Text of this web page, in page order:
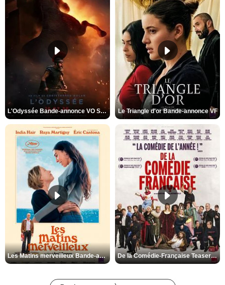
L'Odyssée Bande-annonce VO STFR Le Triangle d'or Bande-annonce VF
Les Matins merveilleux Bande-annonce VF De la Comédie-Française Teaser VF